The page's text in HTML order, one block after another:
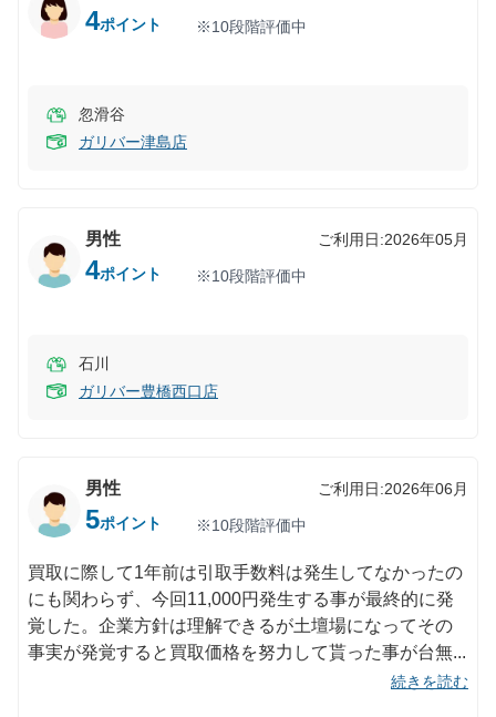
4ポイント ※10段階評価中
忽滑谷
ガリバー津島店
男性 ご利用日:2026年05月
4ポイント ※10段階評価中
石川
ガリバー豊橋西口店
男性 ご利用日:2026年06月
5ポイント ※10段階評価中
買取に際して1年前は引取手数料は発生してなかったの
にも関わらず、今回11,000円発生する事が最終的に発
覚した。企業方針は理解できるが土壇場になってその
事実が発覚すると買取価格を努力して貰った事が台無
続きを読む